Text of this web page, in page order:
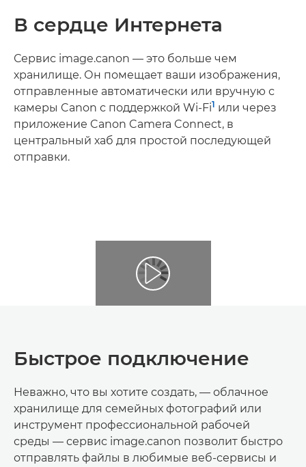
В сердце Интернета
Сервис image.canon — это больше чем
хранилище. Он помещает ваши изображения,
отправленные автоматически или вручную с
камеры Canon с поддержкой Wi-Fi1 или через
приложение Canon Camera Connect, в
центральный хаб для простой последующей
отправки.
Быстрое подключение
Неважно, что вы хотите создать, — облачное
хранилище для семейных фотографий или
инструмент профессиональной рабочей
среды — сервис image.canon позволит быстро
отправлять файлы в любимые веб-сервисы и